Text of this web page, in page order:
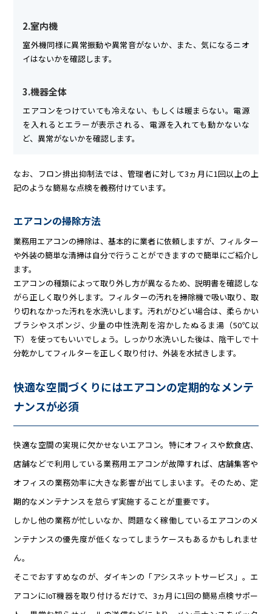
2.室内機
室外機同様に異常振動や異常音がないか、また、気になるニオ
イはないかを確認します。
3.機器全体
エアコンをつけていても冷えない、もしくは暖まらない。電源
を入れるとエラーが表示される、電源を入れても動かないな
ど、異常がないかを確認します。
なお、フロン排出抑制法では、管理者に対して3ヵ月に1回以上の上
記のような簡易な点検を義務付けています。
エアコンの掃除方法
業務用エアコンの掃除は、基本的に業者に依頼しますが、フィルター
や外装の簡単な清掃は自分で行うことができますので簡単にご紹介し
ます。
エアコンの種類によって取り外し方が異なるため、説明書を確認しな
がら正しく取り外します。フィルターの汚れを掃除機で吸い取り、取
り切れなかった汚れを水洗いします。汚れがひどい場合は、柔らかい
ブラシやスポンジ、少量の中性洗剤を溶かしたぬるま湯（50℃以
下）を使ってもいいでしょう。しっかり水洗いした後は、陰干しで十
分乾かしてフィルターを正しく取り付け、外装を水拭きします。
快適な空間づくりにはエアコンの定期的なメンテ
ナンスが必須
快適な空間の実現に欠かせないエアコン。特にオフィスや飲食店、
店舗などで利用している業務用エアコンが故障すれば、店舗集客や
オフィスの業務効率に大きな影響が出てしまいます。そのため、定
期的なメンテナンスを怠らず実施することが重要です。
しかし他の業務が忙しいなか、問題なく稼働しているエアコンのメ
ンテナンスの優先度が低くなってしまうケースもあるかもしれませ
ん。
そこでおすすめなのが、ダイキンの「アシスネットサービス」。エ
アコンにIoT機器を取り付けるだけで、3ヵ月に1回の簡易点検サポー